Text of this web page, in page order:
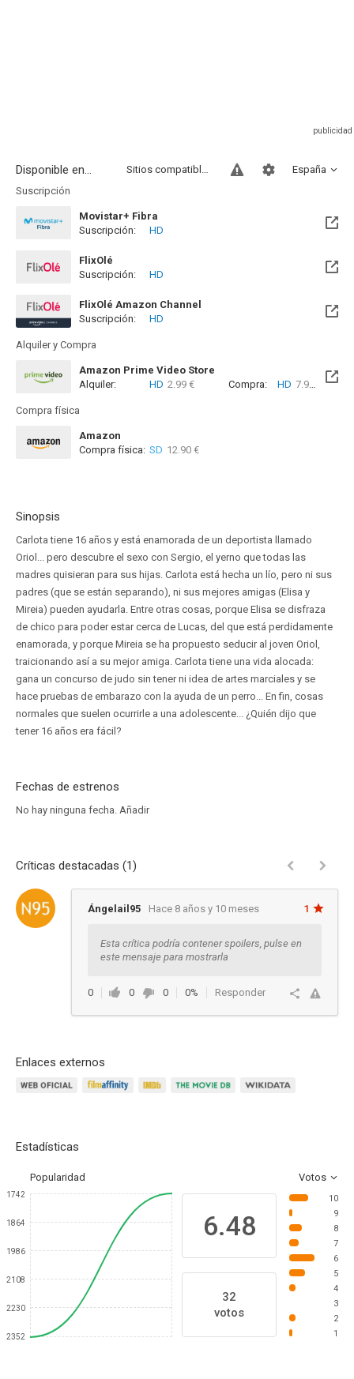
Disponible en... España
Sitios compatibles
Suscripción
Movistar+ Fibra
Disponible hasta el Vie, 01 Ene 2100 (Quedan 73 años)
Suscripción: HD
FlixOlé
Disponible hasta el Sab, 13 Mar 2027 (Quedan 7 meses)
Suscripción: HD
FlixOlé Amazon Channel
Suscripción:
HD
Alquiler y Compra
Amazon Prime Video Store
Alquiler:
HD 2.99 € Compra: HD 7.99 €
Compra física
Amazon
Compra física: SD 12.90 €
Sinopsis
Carlota tiene 16 años y está enamorada de un deportista llamado
Oriol... pero descubre el sexo con Sergio, el yerno que todas las
madres quisieran para sus hijas. Carlota está hecha un lío, pero ni sus
padres (que se están separando), ni sus mejores amigas (Elisa y
Mireia) pueden ayudarla. Entre otras cosas, porque Elisa se disfraza
de chico para poder estar cerca de Lucas, del que está perdidamente
enamorada, y porque Mireia se ha propuesto seducir al joven Oriol,
traicionando así a su mejor amiga. Carlota tiene una vida alocada:
gana un concurso de judo sin tener ni idea de artes marciales y se
hace pruebas de embarazo con la ayuda de un perro... En fin, cosas
normales que suelen ocurrirle a una adolescente... ¿Quién dijo que
tener 16 años era fácil?
Fechas de estrenos
No hay ninguna fecha. Añadir
Críticas destacadas (1)
Ángelail95 Hace 8 años y 10 meses 1
Esta crítica podría contener spoilers, pulse en
este mensaje para mostrarla
0 0 0 0% Responder
Enlaces externos
Estadísticas
Popularidad Votos
1742
1864
1986
2108
2230
2352
6.48
32
votos
10
9
8
7
6
5
4
3
2
1